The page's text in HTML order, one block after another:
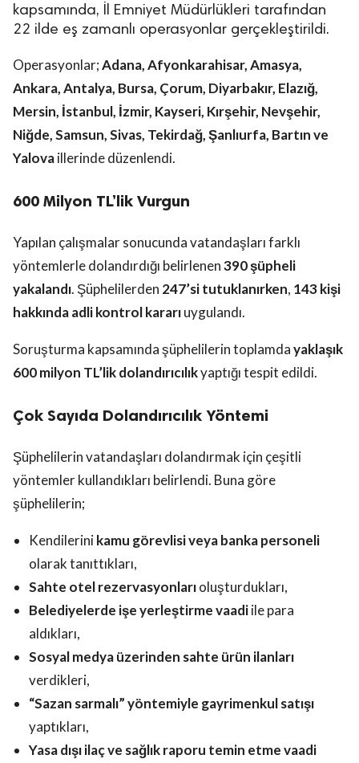
kapsamında, İl Emniyet Müdürlükleri tarafından
22 ilde eş zamanlı operasyonlar gerçekleştirildi.
Operasyonlar;Adana, Afyonkarahisar, Amasya,
Ankara, Antalya, Bursa, Çorum, Diyarbakır, Elazığ,
Mersin, İstanbul, İzmir, Kayseri, Kırşehir, Nevşehir,
Niğde, Samsun, Sivas, Tekirdağ, Şanlıurfa, Bartın ve
Yalovaillerinde düzenlendi.
600 Milyon TL’lik Vurgun
Yapılan çalışmalar sonucunda vatandaşları farklı
yöntemlerle dolandırdığı belirlenen390 şüpheli
yakalandı. Şüphelilerden 247’si tutuklanırken, 143 kişi
hakkında adli kontrol kararıuygulandı.
Soruşturma kapsamında şüphelilerin toplamdayaklaşık
600 milyon TL’lik dolandırıcılıkyaptığı tespit edildi.
Çok Sayıda Dolandırıcılık Yöntemi
Şüphelilerin vatandaşları dolandırmak için çeşitli
yöntemler kullandıkları belirlendi. Buna göre
şüphelilerin;
Kendilerinikamu görevlisi veya banka personeli
olarak tanıttıkları,
Sahte otel rezervasyonlarıoluşturdukları,
Belediyelerde işe yerleştirme vaadiile para
aldıkları,
Sosyal medya üzerinden sahte ürün ilanları
verdikleri,
“Sazan sarmalı” yöntemiyle gayrimenkul satışı
yaptıkları,
Yasa dışı ilaç ve sağlık raporu temin etme vaadi